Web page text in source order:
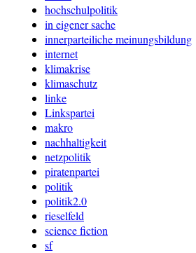
hochschulpolitik
in eigener sache
innerparteiliche meinungsbildung
internet
klimakrise
klimaschutz
linke
Linkspartei
makro
nachhaltigkeit
netzpolitik
piratenpartei
politik
politik2.0
rieselfeld
science fiction
sf